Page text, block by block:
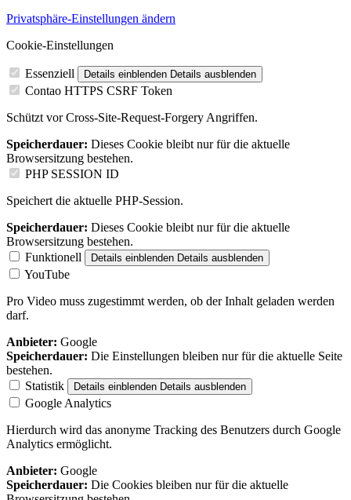
Privatsphäre-Einstellungen ändern
Cookie-Einstellungen
Essenziell Details einblenden Details ausblenden
Contao HTTPS CSRF Token
Schützt vor Cross-Site-Request-Forgery Angriffen.
Speicherdauer: Dieses Cookie bleibt nur für die aktuelle
Browsersitzung bestehen.
PHP SESSION ID
Speichert die aktuelle PHP-Session.
Speicherdauer: Dieses Cookie bleibt nur für die aktuelle
Browsersitzung bestehen.
Funktionell
Details einblenden Details ausblenden
YouTube
Pro Video muss zugestimmt werden, ob der Inhalt geladen werden
darf.
Anbieter: Google
Speicherdauer: Die Einstellungen bleiben nur für die aktuelle Seite
bestehen.
Statistik
Details einblenden Details ausblenden
Google Analytics
Hierdurch wird das anonyme Tracking des Benutzers durch Google
Analytics ermöglicht.
Anbieter: Google
Speicherdauer: Die Cookies bleiben nur für die aktuelle